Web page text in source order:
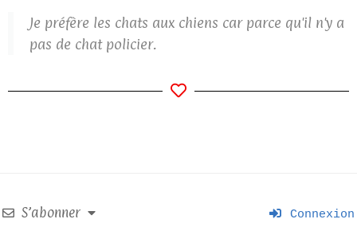
Je préfère les chats aux chiens car parce qu'il n'y a
pas de chat policier.
S’abonner Connexion